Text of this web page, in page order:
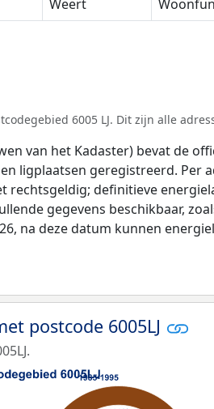
Weert
6005 LJ. Dit zijn alle
van het Kadaster) bevat de
ligplaatsen geregistreerd.
definitieve
gegevens beschikbaar,
na deze datum kunnen
postcode 6005LJ